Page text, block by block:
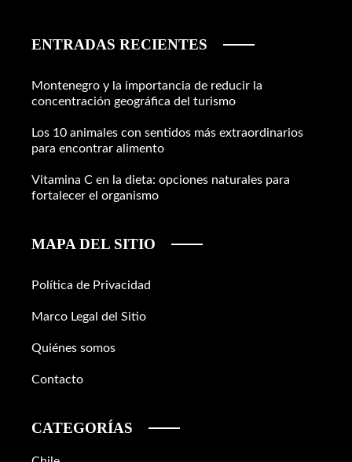
ENTRADAS RECIENTES
Montenegro y la importancia de reducir la
concentración geográfica del turismo
Los 10 animales con sentidos más extraordinarios
para encontrar alimento
Vitamina C en la dieta: opciones naturales para
fortalecer el organismo
MAPA DEL SITIO
Política de Privacidad
Marco Legal del Sitio
Quiénes somos
Contacto
CATEGORÍAS